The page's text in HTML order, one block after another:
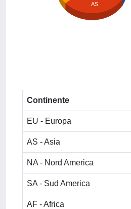
AS
Continente
EU - Europa
AS - Asia
NA - Nord America
SA - Sud America
AF - Africa